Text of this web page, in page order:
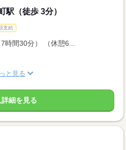
駅（徒歩 3分）
支給
時間30分） （休憩6...
と見る
細を見る